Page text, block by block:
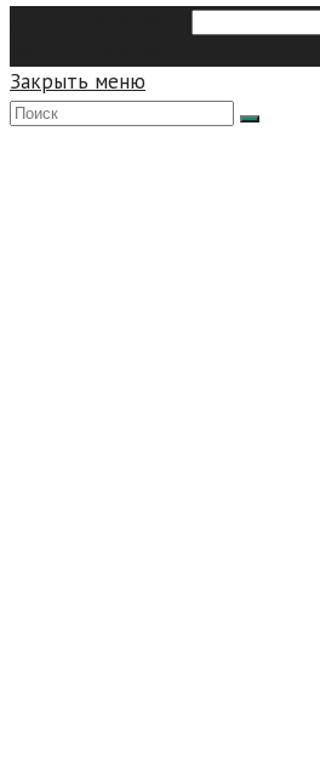
Закрыть меню